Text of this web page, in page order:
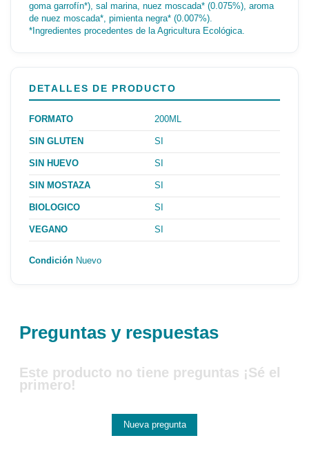
goma garrofín*), sal marina, nuez moscada* (0.075%), aroma
de nuez moscada*, pimienta negra* (0.007%).
*Ingredientes procedentes de la Agricultura Ecológica.
DETALLES DE PRODUCTO
FORMATO 200ML
SIN GLUTEN SI
SIN HUEVO SI
SIN MOSTAZA SI
BIOLOGICO SI
VEGANO SI
Condición Nuevo
Preguntas y respuestas
Este producto no tiene preguntas ¡Sé el
primero!
Nueva pregunta